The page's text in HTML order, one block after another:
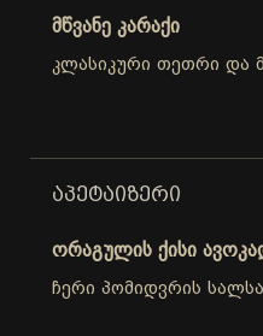
მწვანე კარაქი
კლასიკური თეთრი და
ᲐᲞᲔᲢᲐᲘᲖᲔᲠᲘ
ორაგულის ქისი
ჩერი პომიდვრის